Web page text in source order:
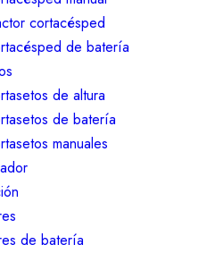
cortacésped
de batería
de altura
de batería
manuales
de batería